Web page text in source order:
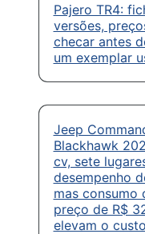
Pajero TR4:
versões,
checar antes
um exemplar
Jeep
Blackhawk
cv, sete
desempenho
mas consumo
preço de R$
elevam o